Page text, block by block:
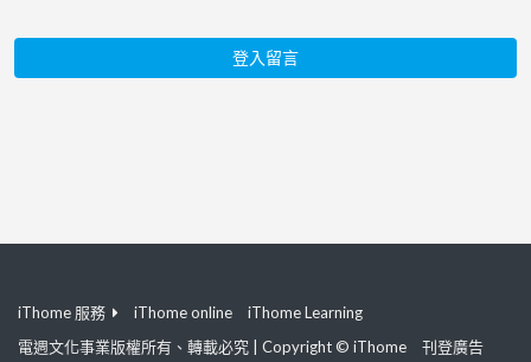
登入留言
iThome 服務 iThome online
iThome Learning
電週文化事業版權所有、轉載必究 | Copyright © iThome
刊登廣告